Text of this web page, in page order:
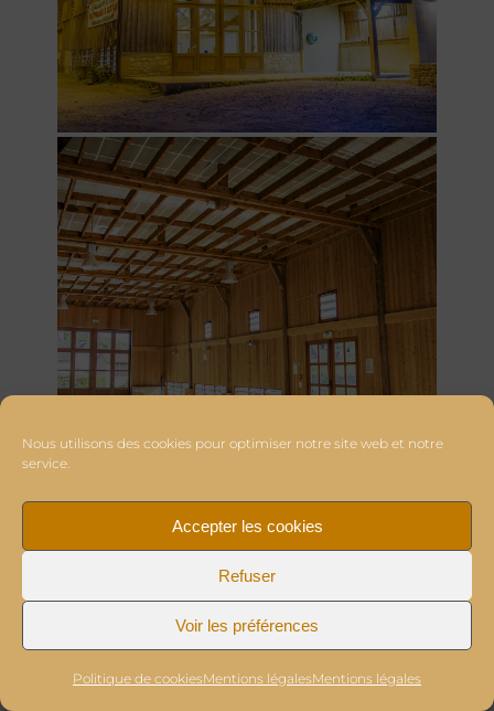
Nous utilisons des cookies pour optimiser notre site web et notre
service.
Accepter les cookies
Refuser
Voir les préférences
Politique de cookiesMentions légalesMentions légales